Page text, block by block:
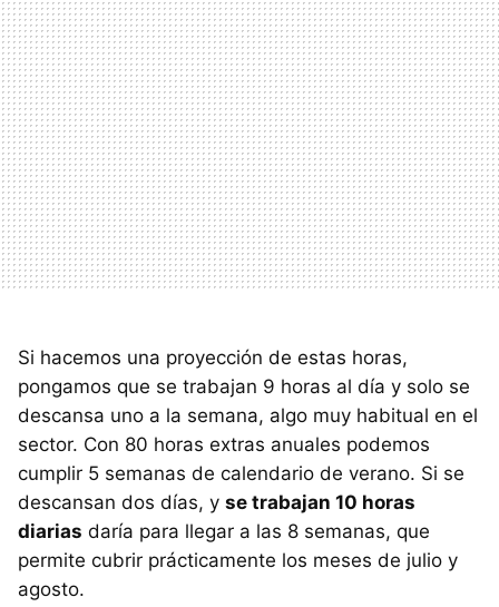
Si hacemos una proyección de estas horas,
pongamos que se trabajan 9 horas al día y solo se
descansa uno a la semana, algo muy habitual en el
sector. Con 80 horas extras anuales podemos
cumplir 5 semanas de calendario de verano. Si se
descansan dos días, y se trabajan 10 horas
diarias daría para llegar a las 8 semanas, que
permite cubrir prácticamente los meses de julio y
agosto.